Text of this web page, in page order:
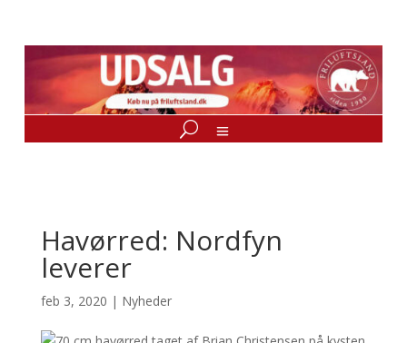
Havørred: Nordfyn
leverer
feb 3, 2020 | Nyheder